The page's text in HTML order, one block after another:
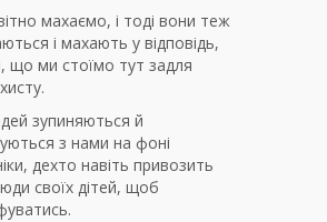
махаємо, і тоді вони теж
і махають у відповідь,
що ми стоїмо тут задля
зупиняються й
з нами на фоні
дехто навіть привозить
своїх дітей, щоб